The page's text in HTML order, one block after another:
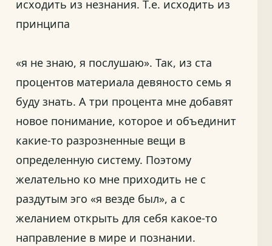
исходить из незнания. Т.е. исходить из
принципа
«я не знаю, я послушаю». Так, из ста
процентов материала девяносто семь я
буду знать. А три процента мне добавят
новое понимание, которое и объединит
какие-то разрозненные вещи в
определенную систему. Поэтому
желательно ко мне приходить не с
раздутым эго «я везде был», а с
желанием открыть для себя какое-то
направление в мире и познании.